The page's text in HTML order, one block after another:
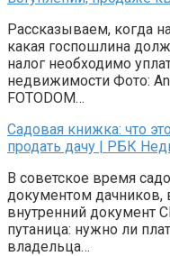
Рассказываем, когда
какая госпошлина
налог необходимо
недвижимости Фото:
FOTODOM…
Садовая книжка: что
продать дачу | РБК
В советское время
документом дачников,
внутренний документ
путаница: нужно ли
владельца…